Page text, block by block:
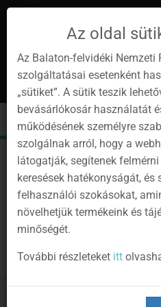
Instagram
Youtube
Az oldal
Az Balaton-felvidéki Nemzeti
szolgáltatásai esetenként
„sütiket”. A sütik teszik
bevásárlókosár használatát
működésének személyre
szolgálnak arról, hogy a
látogatják, segítenek
keresések hatékonyságát, és
felhasználói szokásokat,
növelhetjük termékeink és
minőségét.
További részleteket itt